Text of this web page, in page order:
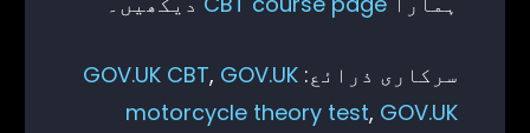
سرکاری ذرائع: GOV.UK CBT, GOV.UK
motorcycle theory test, GOV.UK